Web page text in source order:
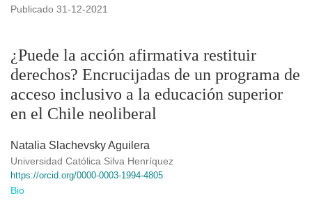
¿Puede la acción afirmativa restituir
derechos? Encrucijadas de un programa de
acceso inclusivo a la educación superior
en el Chile neoliberal
Publicado 31-12-2021
Natalia Slachevsky Aguilera
Universidad Católica Silva Henríquez
https://orcid.org/0000-0003-1994-4805
Bio